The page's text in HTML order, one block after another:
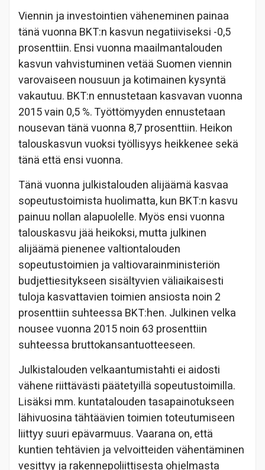
Viennin ja investointien väheneminen painaa
tänä vuonna BKT:n kasvun negatiiviseksi -0,5
prosenttiin. Ensi vuonna maailmantalouden
kasvun vahvistuminen vetää Suomen viennin
varovaiseen nousuun ja kotimainen kysyntä
vakautuu. BKT:n ennustetaan kasvavan vuonna
2015 vain 0,5 %. Työttömyyden ennustetaan
nousevan tänä vuonna 8,7 prosenttiin. Heikon
talouskasvun vuoksi työllisyys heikkenee sekä
tänä että ensi vuonna.
Tänä vuonna julkistalouden alijäämä kasvaa
sopeutustoimista huolimatta, kun BKT:n kasvu
painuu nollan alapuolelle. Myös ensi vuonna
talouskasvu jää heikoksi, mutta julkinen
alijäämä pienenee valtiontalouden
sopeutustoimien ja valtiovarainministeriön
budjettiesitykseen sisältyvien väliaikaisesti
tuloja kasvattavien toimien ansiosta noin 2
prosenttiin suhteessa BKT:hen. Julkinen velka
nousee vuonna 2015 noin 63 prosenttiin
suhteessa bruttokansantuotteeseen.
Julkistalouden velkaantumistahti ei aidosti
vähene riittävästi päätetyillä sopeutustoimilla.
Lisäksi mm. kuntatalouden tasapainotukseen
lähivuosina tähtäävien toimien toteutumiseen
liittyy suuri epävarmuus. Vaarana on, että
kuntien tehtävien ja velvoitteiden vähentäminen
vesittyy ja rakennepoliittisesta ohjelmasta